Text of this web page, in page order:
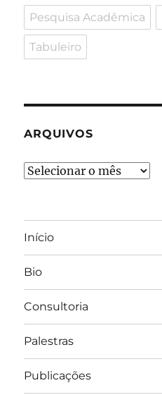
Pesquisa Acadêmica
Tabuleiro
ARQUIVOS
Arquivos
Início
Bio
Consultoria
Palestras
Publicações